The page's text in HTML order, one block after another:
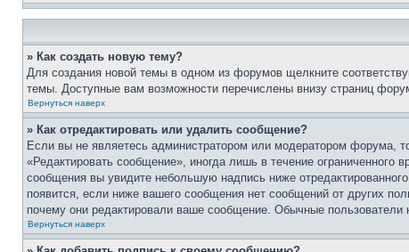
» Как создать новую тему?
Для создания новой темы в одном из форумов щелкните
темы. Доступные вам возможности перечислены внизу страниц
Вернуться наверх
» Как отредактировать или удалить сообщение?
Если вы не являетесь администратором или модератором форума,
«Редактировать сообщение», иногда лишь в течение
сообщения вы увидите небольшую надпись ниже
появится, если ниже вашего сообщения нет сообщений от других
почему они редактировали ваше сообщение. Обычные
Вернуться наверх